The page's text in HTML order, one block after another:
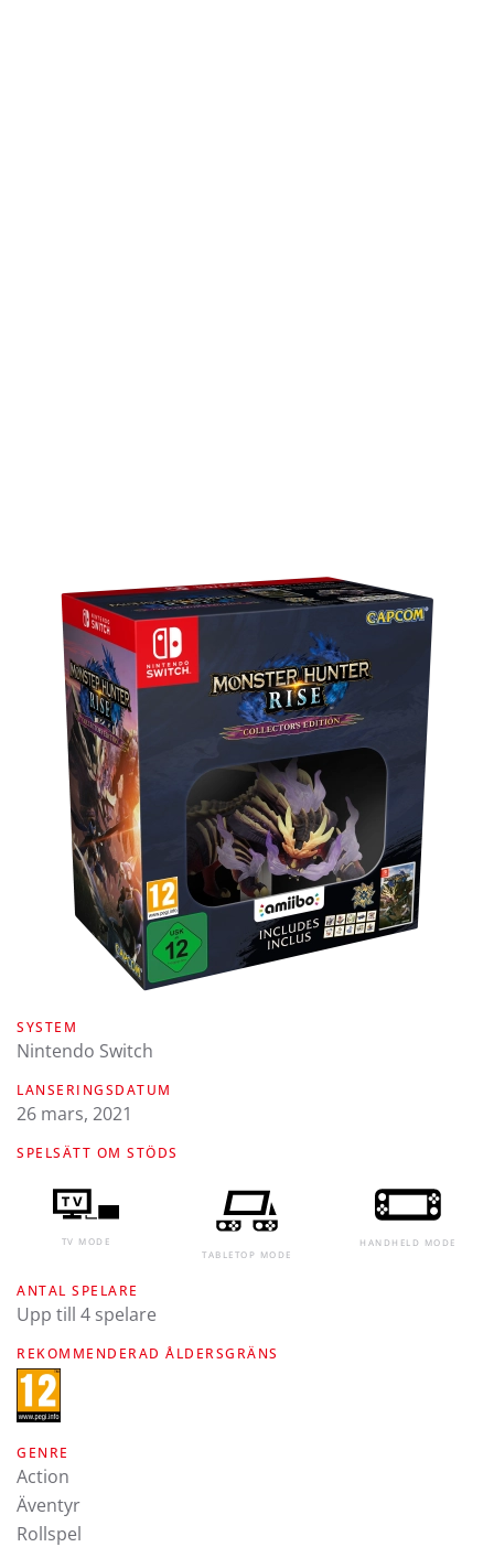
SYSTEM
Nintendo Switch
LANSERINGSDATUM
26 mars, 2021
SPELSÄTT OM STÖDS
TV MODE
TABLETOP MODE
HANDHELD MODE
ANTAL SPELARE
Upp till 4 spelare
REKOMMENDERAD ÅLDERSGRÄNS
GENRE
Action
Äventyr
Rollspel